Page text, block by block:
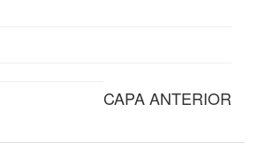
CAPA ANTERIOR